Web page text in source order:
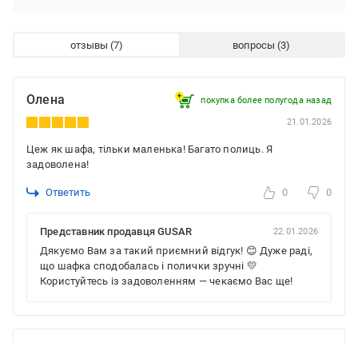
отзывы вопросы
Олена покупка более полугода назад
21.01.2026
Цеж як шафа, тільки маленька! Багато полиць. Я
задоволена!
Ответить 0 0
Представник продавця GUSAR 22.01.2026
Дякуємо Вам за такий приємний відгук! 😊 Дуже раді,
що шафка сподобалась і полички зручні 💛
Користуйтесь із задоволенням — чекаємо Вас ще!